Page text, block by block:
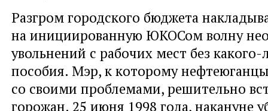
Разгром городского бюджета
на инициированную ЮКОСом волну
увольнений с рабочих мест без
пособия. Мэр, к которому
со своими проблемами, решительно
горожан. 25 июня 1998 года, накануне